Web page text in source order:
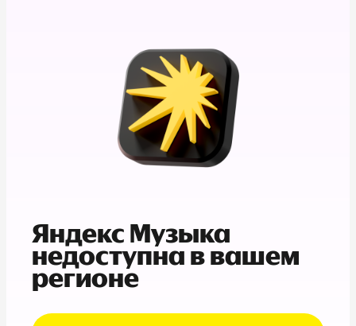
Яндекс Музыка
недоступна в вашем
регионе